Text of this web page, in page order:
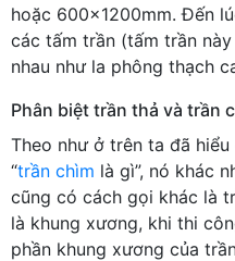
hoặc 600x1200mm. Đến
các tấm trần (tấm trần
nhau như la phông thạch
Phân biệt trần thả và trần
Theo như ở trên ta đã hiểu
“trần chìm là gì”, nó khác
cũng có cách gọi khác là
là khung xương, khi thi
phần khung xương của